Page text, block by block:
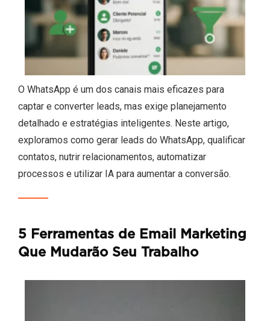
O WhatsApp é um dos canais mais eficazes para
captar e converter leads, mas exige planejamento
detalhado e estratégias inteligentes. Neste artigo,
exploramos como gerar leads do WhatsApp, qualificar
contatos, nutrir relacionamentos, automatizar
processos e utilizar IA para aumentar a conversão.
5 Ferramentas de Email Marketing
Que Mudarão Seu Trabalho